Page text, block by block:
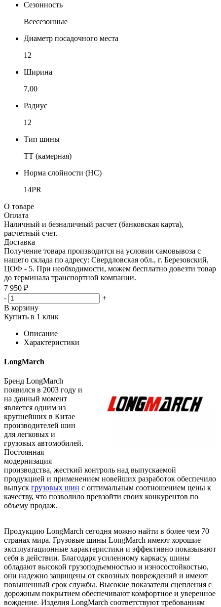
Сезонность
Всесезонные
Диаметр посадочного места
12
Ширина
7,00
Радиус
12
Тип шины
TT (камерная)
Норма слойности (НС)
14PR
О товаре
Оплата
Наличный и безналичный расчет (банковская карта),
расчетный счет.
Доставка
Получение товара производится на условии самовывоза с
нашего склада по адресу: Свердловская обл., г. Березовский,
ЦОФ - 5. При необходимости, можем бесплатно довезти товар
до терминала транспортной компании.
7 950 ₽
-
+
В корзину
Купить в 1 клик
Описание
Характеристики
LongMarch
Бренд LongMarch
появился в 2003 году и
на данный момент
является одним из
крупнейших в Китае
производителей шин
для легковых и
грузовых автомобилей.
Постоянная
модернизация
производства, жесткий контроль над выпускаемой
продукцией и применением новейших разработок обеспечило
выпуск грузовых шин с оптимальным соотношением цены к
качеству, что позволило превзойти своих конкурентов по
объему продаж.
Продукцию LongMarch сегодня можно найти в более чем 70
странах мира. Грузовые шины LongMarch имеют хорошие
эксплуатационные характеристики и эффективно показывают
себя в действии. Благодаря усиленному каркасу, шины
обладают высокой грузоподъемностью и износостойкостью,
они надежно защищены от сквозных повреждений и имеют
повышенный срок службы. Высокие показатели сцепления с
дорожным покрытием обеспечивают комфортное и уверенное
вождение. Изделия LongMarch соответствуют требованиям